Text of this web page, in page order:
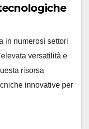
in numerosi settori
versatilità e
risorsa
innovative per